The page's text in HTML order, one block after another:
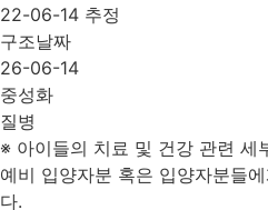
22-06-14 추정
구조날짜
26-06-14
중성화
질병
※ 아이들의 치료 및 건강 관련 세
예비 입양자분 혹은 입양자분들
다.